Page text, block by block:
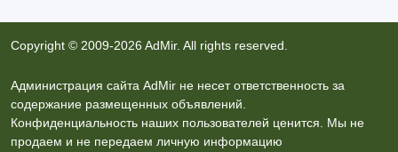
Copyright © 2009-2026 AdMir. All rights reserved.
Администрация сайта AdMir не несет ответственность за
содержание размещенных объявлений.
Конфиденциальность наших пользователей ценится. Мы не
продаем и не передаем личную информацию